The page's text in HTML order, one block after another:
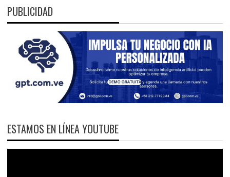
PUBLICIDAD
ESTAMOS EN LÍNEA YOUTUBE